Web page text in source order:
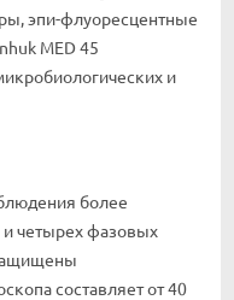
эпи-флуоресцентные
MED 45
и
более
четырех фазовых
составляет от 40